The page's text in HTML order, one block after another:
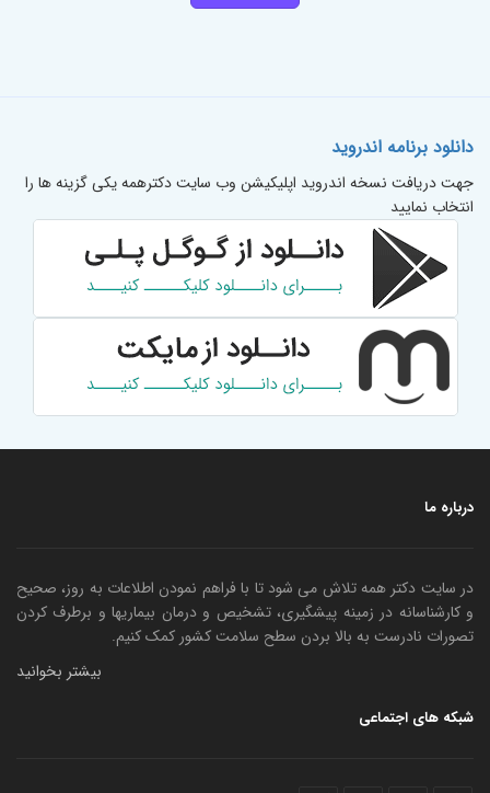
دانلود برنامه اندروید
جهت دریافت نسخه اندروید اپلیکیشن وب سایت دکترهمه یکی گزینه ها را
انتخاب نمایید
درباره ما
در سایت دکتر همه تلاش می شود تا با فراهم نمودن اطلاعات به روز، صحیح
و کارشناسانه در زمینه پیشگیری، تشخیص و درمان بیماریها و برطرف کردن
تصورات نادرست به بالا بردن سطح سلامت کشور کمک کنیم.
بیشتر بخوانید
شبکه های اجتماعی